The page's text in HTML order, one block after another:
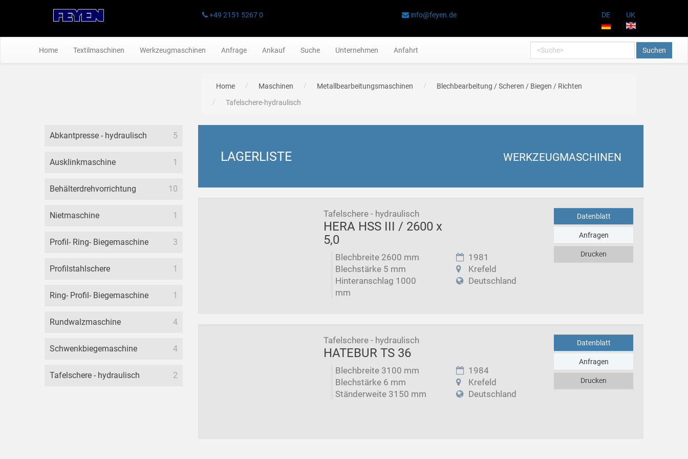
+49 2151 5267 0 info@feyen.de DE UK
Home Textilmaschinen Werkzeugmaschinen Anfrage Ankauf Suche Unternehmen Anfahrt Suchen
Home Maschinen Metallbearbeitungsmaschinen
Blechbearbeitung / Scheren / Biegen / Richten
Tafelschere-hydraulisch
Abkantpresse - hydraulisch 5
Ausklinkmaschine 1
Behälterdrehvorrichtung 10
Nietmaschine 1
Profil- Ring- Biegemaschine 3
Profilstahlschere 1
Ring- Profil- Biegemaschine 1
Rundwalzmaschine 4
Schwenkbiegemaschine 4
Tafelschere - hydraulisch 2
LAGERLISTE WERKZEUGMASCHINEN
Tafelschere - hydraulisch
HERA HSS III / 2600 x
5,0
Blechbreite 2600 mm
Blechstärke 5 mm
Hinteranschlag 1000
mm
1981
Krefeld
Deutschland
Datenblatt
Anfragen
Drucken
Tafelschere - hydraulisch
HATEBUR TS 36
Blechbreite 3100 mm
Blechstärke 6 mm
Ständerweite 3150 mm
1984
Krefeld
Deutschland
Datenblatt
Anfragen
Drucken